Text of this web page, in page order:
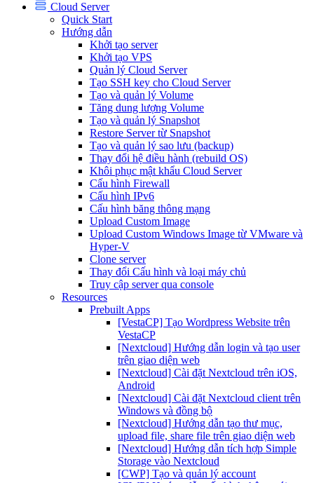
Cloud Server
Quick Start
Hướng dẫn
Khởi tạo server
Khởi tạo VPS
Quản lý Cloud Server
Tạo SSH key cho Cloud Server
Tạo và quản lý Volume
Tăng dung lượng Volume
Tạo và quản lý Snapshot
Restore Server từ Snapshot
Tạo và quản lý sao lưu (backup)
Thay đổi hệ điều hành (rebuild OS)
Khôi phục mật khẩu Cloud Server
Cấu hình Firewall
Cấu hình IPv6
Cấu hình băng thông mạng
Upload Custom Image
Upload Custom Windows Image từ VMware và
Hyper-V
Clone server
Thay đổi Cấu hình và loại máy chủ
Truy cập server qua console
Resources
Prebuilt Apps
[VestaCP] Tạo Wordpress Website trên
VestaCP
[Nextcloud] Hướng dẫn login và tạo user
trên giao diện web
[Nextcloud] Cài đặt Nextcloud trên iOS,
Android
[Nextcloud] Cài đặt Nextcloud client trên
Windows và đồng bộ
[Nextcloud] Hướng dẫn tạo thư mục,
upload file, share file trên giao diện web
[Nextcloud] Hướng dẫn tích hợp Simple
Storage vào Nextcloud
[CWP] Tạo và quản lý account